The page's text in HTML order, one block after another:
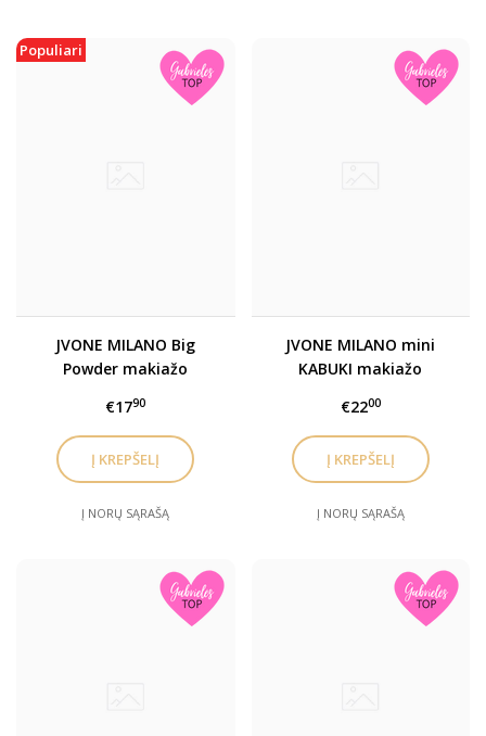
Populiari
JVONE MILANO Big
Powder makiažo
(biriai/kompaktinei
pudrai)
€1790
Į NORŲ SĄRAŠĄ
JVONE MILANO mini
KABUKI makiažo
€2200
Į NORŲ SĄRAŠĄ